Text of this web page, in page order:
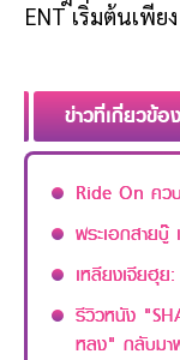
ENT เริ่มต้นเพี
ข่าวที่เกี่ยวข้อง
Ride On คว
พระเอกสายบู๊
เหลียงเจียฮุย
รีวิวหนัง
หลง" กลับมา